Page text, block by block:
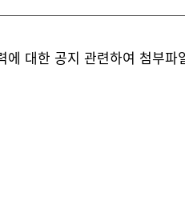
에 대한 공지 관련하여 첨부파